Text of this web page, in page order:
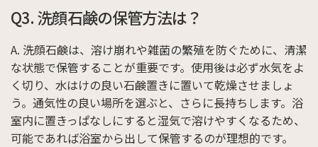
Q3. 洗顔石鹸の保管方法は？
A. 洗顔石鹸は、溶け崩れや雑菌の繁殖を防ぐために、清潔
な状態で保管することが重要です。使用後は必ず水気をよ
く切り、水はけの良い石鹸置きに置いて乾燥させましょ
う。通気性の良い場所を選ぶと、さらに長持ちします。浴
室内に置きっぱなしにすると湿気で溶けやすくなるため、
可能であれば浴室から出して保管するのが理想的です。